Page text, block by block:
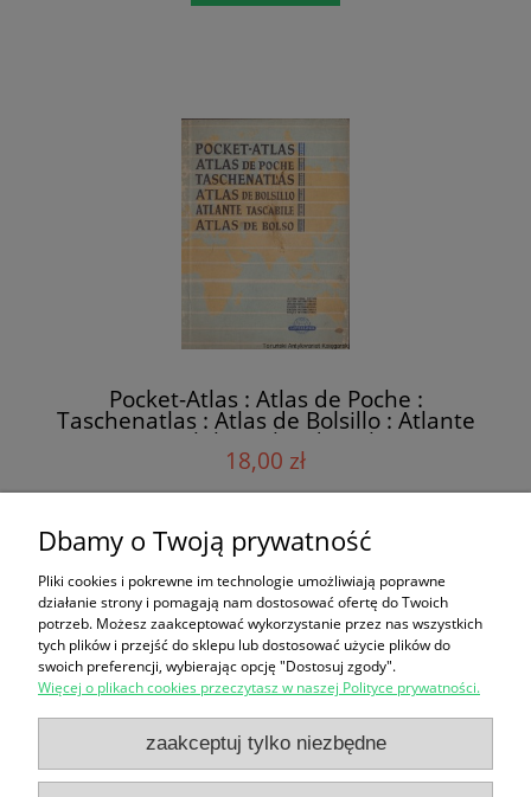
Pocket-Atlas : Atlas de Poche :
Taschenatlas : Atlas de Bolsillo : Atlante
Tascabile : Atlas de Bolso
18,00 zł
do koszyka
« 1 2
Zakupy
Pomoc
Dbamy o Twoją prywatność
Pliki cookies i pokrewne im technologie umożliwiają poprawne
działanie strony i pomagają nam dostosować ofertę do Twoich
potrzeb. Możesz zaakceptować wykorzystanie przez nas wszystkich
tych plików i przejść do sklepu lub dostosować użycie plików do
swoich preferencji, wybierając opcję "Dostosuj zgody".
Więcej o plikach cookies przeczytasz w naszej Polityce prywatności.
zaakceptuj tylko niezbędne